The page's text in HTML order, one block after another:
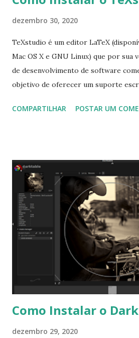
dezembro 30, 2020
TeXstudio é um editor LaTeX
Mac OS X e GNU Linux) que por sua
de desenvolvimento de software
objetivo de oferecer um suporte
como uma bifurcação da Texmaker,
dicionários padrão.
corretamente Inserção correta de
selecionado Mude o
Ctrl + e (inserir env). Adicionar
selecionável O Windows build agora
lidar com documentos maiores Para
site: https://www.texstudio.org/
Linux Mint e Derivados, execute: $
repository p...
COMPARTILHAR POSTAR UM
Como Instalar o
dezembro 29, 2020